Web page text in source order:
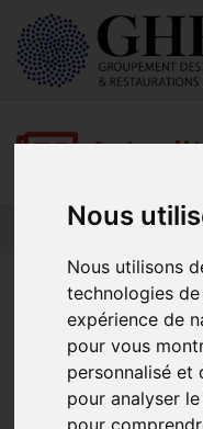
Nous
Nous utilisons
technologies
expérience de
pour vous
personnalisé et
pour analyser
pour
Edito de
Pénurie de
métiers en
avant,